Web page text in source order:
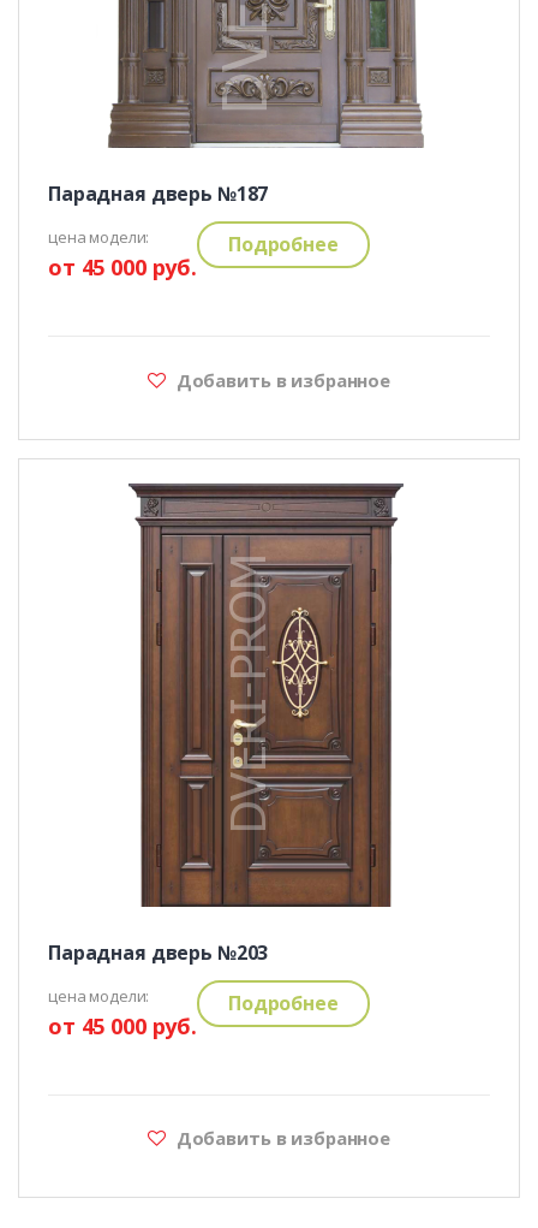
Парадная дверь №187
цена модели:
от 45 000 руб.
Подробнее
Добавить в избранное
Парадная дверь №203
цена модели:
от 45 000 руб.
Подробнее
Добавить в избранное